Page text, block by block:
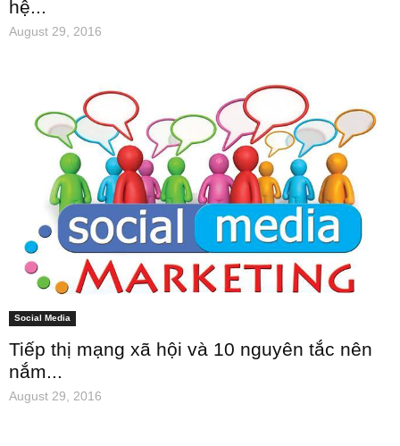
hệ...
August 29, 2016
Social Media
Tiếp thị mạng xã hội và 10 nguyên tắc nên
nắm...
August 29, 2016